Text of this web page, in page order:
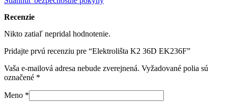
Recenzie
Nikto zatiaľ nepridal hodnotenie.
Pridajte prvú recenziu pre “Elektrolišta K2 36D EK236F”
Vaša e-mailová adresa nebude zverejnená. Vyžadované polia sú
označené *
Meno *